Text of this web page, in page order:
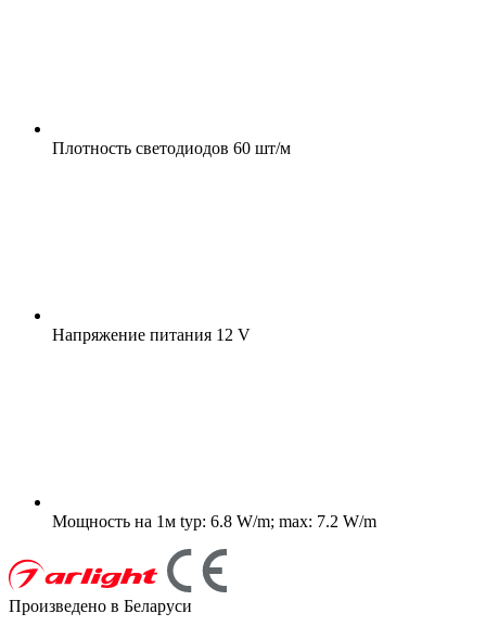
Плотность светодиодов 60 шт/м
Напряжение питания 12 V
Мощность на 1м typ: 6.8 W/m; max: 7.2 W/m
Произведено в Беларуси